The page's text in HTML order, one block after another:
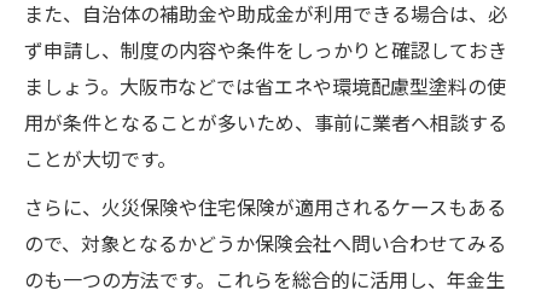
また、自治体の補助金や助成金が利用できる場合は、必
ず申請し、制度の内容や条件をしっかりと確認しておき
ましょう。大阪市などでは省エネや環境配慮型塗料の使
用が条件となることが多いため、事前に業者へ相談する
ことが大切です。
さらに、火災保険や住宅保険が適用されるケースもある
ので、対象となるかどうか保険会社へ問い合わせてみる
のも一つの方法です。これらを総合的に活用し、年金生